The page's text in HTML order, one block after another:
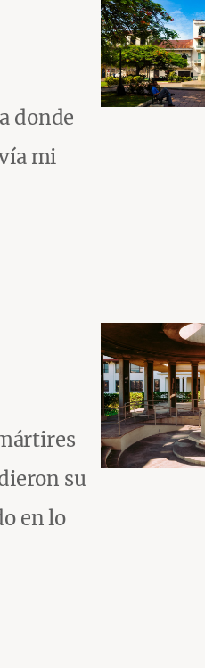
donde
mi
su
en lo